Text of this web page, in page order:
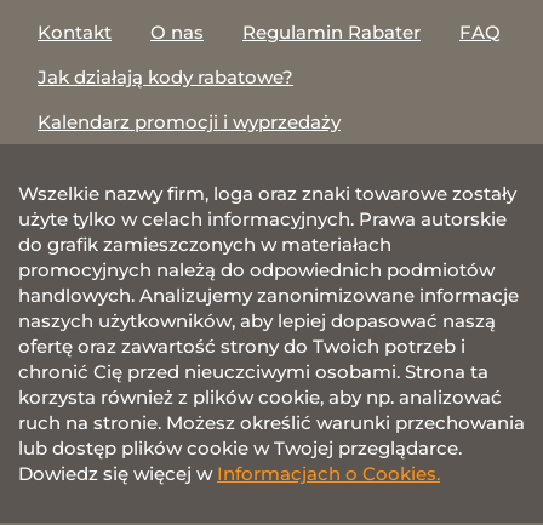
Kontakt
O nas Regulamin Rabater
FAQ
Jak działają kody rabatowe?
Kalendarz promocji i wyprzedaży
Wszelkie nazwy firm, loga oraz znaki towarowe zostały
użyte tylko w celach informacyjnych. Prawa autorskie
do grafik zamieszczonych w materiałach
promocyjnych należą do odpowiednich podmiotów
handlowych. Analizujemy zanonimizowane informacje
naszych użytkowników, aby lepiej dopasować naszą
ofertę oraz zawartość strony do Twoich potrzeb i
chronić Cię przed nieuczciwymi osobami. Strona ta
korzysta również z plików cookie, aby np. analizować
ruch na stronie. Możesz określić warunki przechowania
lub dostęp plików cookie w Twojej przeglądarce.
Dowiedz się więcej w Informacjach o Cookies.